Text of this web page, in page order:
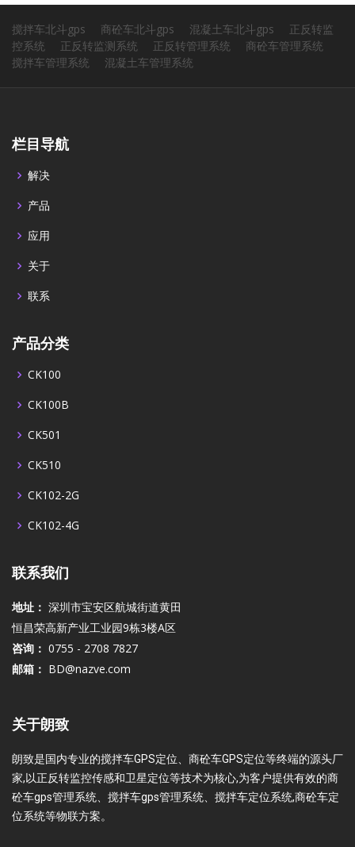
搅拌车北斗gps 商砼车北斗gps 混凝土车北斗gps
正反转监
控系统
正反转监测系统 正反转管理系统
商砼车管理系统
搅拌车管理系统
混凝土车管理系统
栏目导航
解决
产品
应用
关于
联系
产品分类
CK100
CK100B
CK501
CK510
CK102-2G
CK102-4G
联系我们
地址： 深圳市宝安区航城街道黄田
恒昌荣高新产业工业园9栋3楼A区
咨询： 0755 - 2708 7827
邮箱： BD@nazve.com
关于朗致
朗致是国内专业的搅拌车GPS定位、商砼车GPS定位等终端的源头厂
家,以正反转监控传感和卫星定位等技术为核心,为客户提供有效的商
砼车gps管理系统、搅拌车gps管理系统、搅拌车定位系统,商砼车定
位系统等物联方案。